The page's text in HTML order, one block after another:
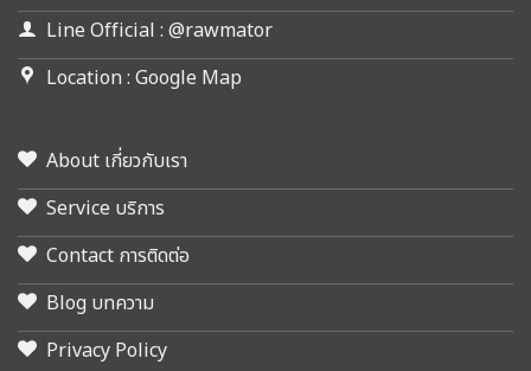
Line Official : @rawmator
Location : Google Map
About เกี่ยวกับเรา
Service บริการ
Contact การติดต่อ
Blog บทความ
Privacy Policy